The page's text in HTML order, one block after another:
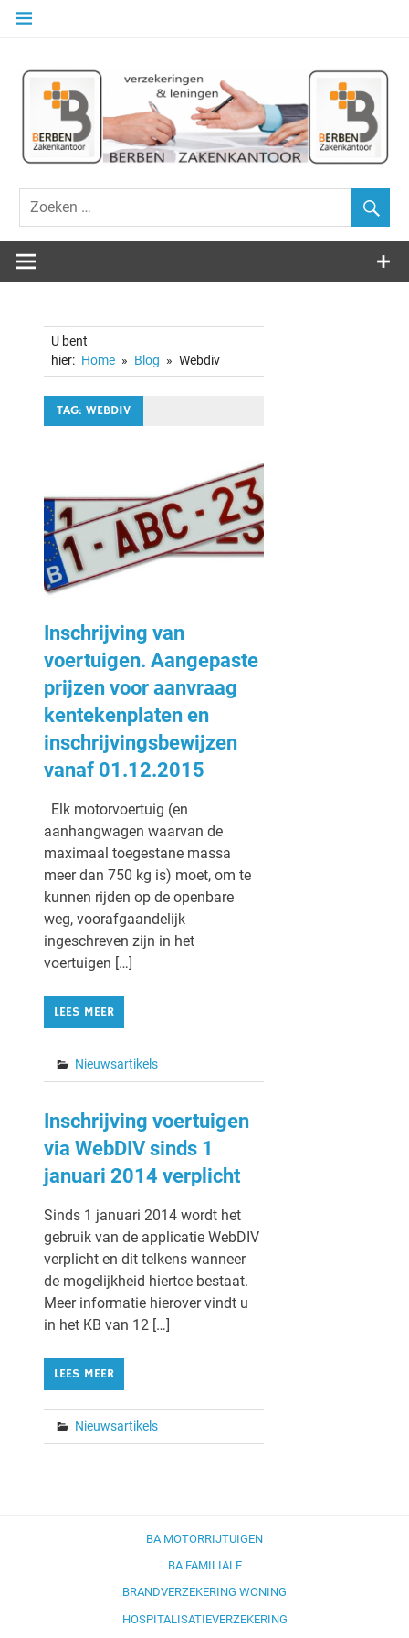
Naar
springen
BERBEN
U bent
hier: Home Blog Webdiv
TAG: WEBDIV
Inschrijving van
voertuigen. Aangepaste
prijzen voor aanvraag
kentekenplaten en
inschrijvingsbewijzen
vanaf 01.12.2015
Elk motorvoertuig (en
aanhangwagen waarvan de
maximaal toegestane massa
meer dan 750 kg is) moet, om te
kunnen rijden op de openbare
weg, voorafgaandelijk
ingeschreven zijn in het
voertuigen […]
LEES MEER
Nieuwsartikels
Inschrijving voertuigen
via WebDIV sinds 1
januari 2014 verplicht
Sinds 1 januari 2014 wordt het
gebruik van de applicatie WebDIV
verplicht en dit telkens wanneer
de mogelijkheid hiertoe bestaat.
Meer informatie hierover vindt u
in het KB van 12 […]
LEES MEER
Nieuwsartikels
BA MOTORRIJTUIGEN
BA FAMILIALE
BRANDVERZEKERING WONING
HOSPITALISATIEVERZEKERING